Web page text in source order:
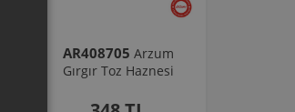
AR408705 Arzum
Gırgır Toz Haznesi